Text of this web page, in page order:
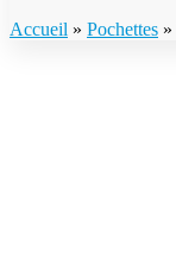
Accueil » Pochettes »